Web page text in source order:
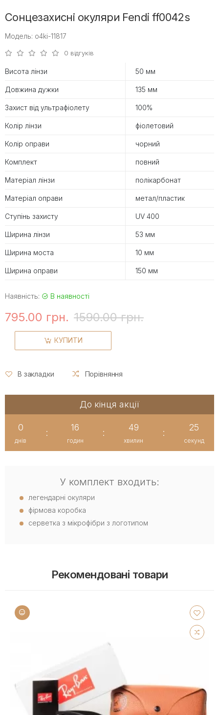
Сонцезахисні окуляри Fendi ff0042s
Модель: o4ki-11817
0 відгуків
Висота лінзи 50 мм
Довжина дужки 135 мм
Захист від ультрафіолету 100%
Колір лінзи фіолетовий
Колір оправи чорний
Комплект повний
Матеріал лінзи полікарбонат
Матеріал оправи метал/пластик
Ступінь захисту UV 400
Ширина лінзи 53 мм
Ширина моста 10 мм
Ширина оправи 150 мм
Наявність: В наявності
795.00 грн. 1590.00 грн.
КУПИТИ
В закладки Порівняння
До кінця акції
0
днів
:
16
годин
:
49
хвилин
:
24
секунд
У комплект входить:
легендарні окуляри
фірмова коробка
серветка з мікрофібри з логотипом
Рекомендовані товари